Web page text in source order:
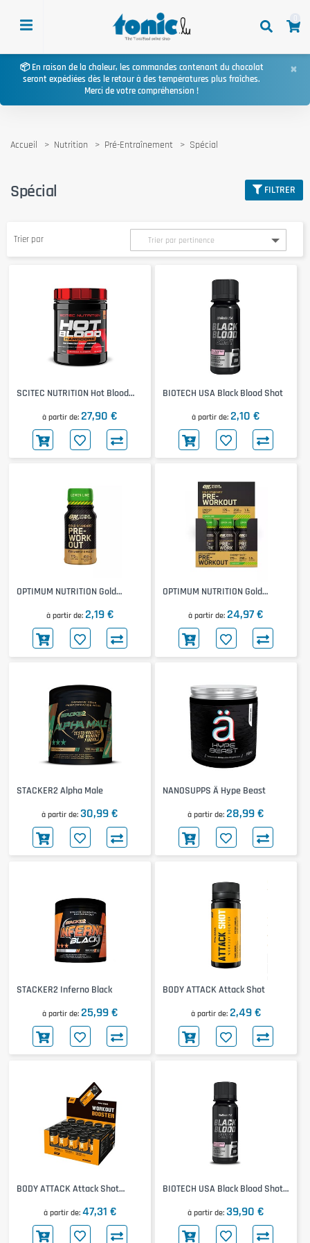
📦 En raison de la chaleur, les commandes contenant du chocolat
seront expédiées dès le retour à des températures plus fraîches.
Merci de votre compréhension !
×
Accueil Nutrition Pré-Entraînement Spécial
Spécial FILTRER
Trier par
SCITEC NUTRITION Hot Blood
à partir de 27,90 €
BIOTECH USA Black Blood Shot
à partir de 2,10 €
OPTIMUM NUTRITION Gold
à partir de 2,19 €
OPTIMUM NUTRITION Gold
12x60mLà partir de 24,97 €
STACKER2 Alpha Male
à partir de 30,99 €
NANOSUPPS Ä Hype Beast
à partir de 28,99 €
STACKER2 Inferno Black
à partir de 25,99 €
BODY ATTACK Attack Shot
à partir de 2,49 €
BODY ATTACK Attack Shot
à partir de 47,31 €
BIOTECH USA Black Blood Shot
à partir de 39,90 €